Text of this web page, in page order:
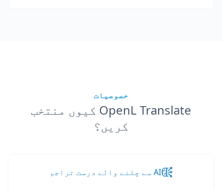
خصوصیات
OpenL Translate کیوں منتخب
کریں؟
AI سے چلنے والے درست تراجم